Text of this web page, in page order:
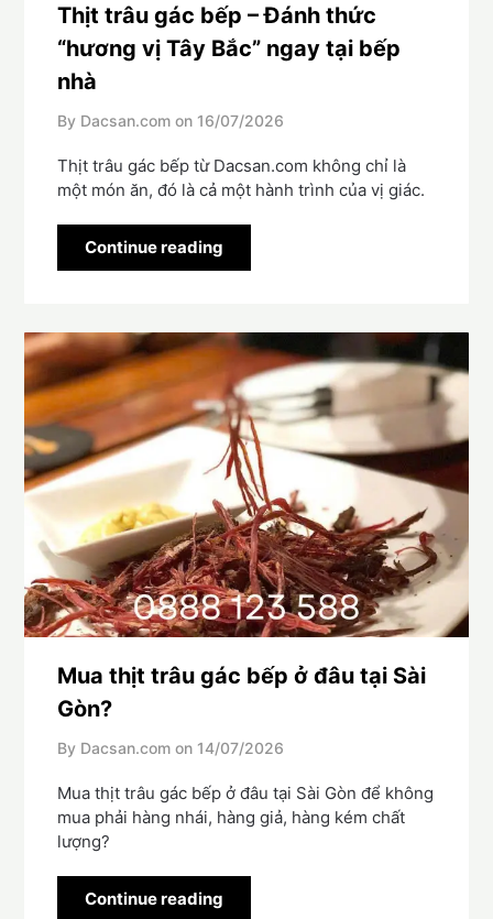
Thịt trâu gác bếp – Đánh thức
“hương vị Tây Bắc” ngay tại bếp
nhà
By Dacsan.com on 16/07/2026
Thịt trâu gác bếp từ Dacsan.com không chỉ là
một món ăn, đó là cả một hành trình của vị giác.
Continue reading
Mua thịt trâu gác bếp ở đâu tại Sài
Gòn?
By Dacsan.com on 14/07/2026
Mua thịt trâu gác bếp ở đâu tại Sài Gòn để không
mua phải hàng nhái, hàng giả, hàng kém chất
lượng?
Continue reading